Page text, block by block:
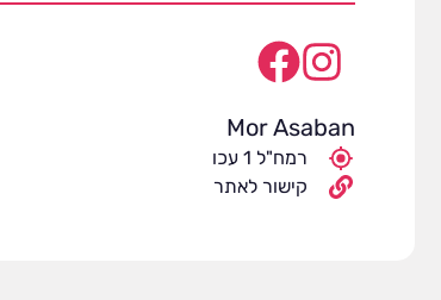
Mor Asaban
רמח"ל 1 עכו
קישור לאתר